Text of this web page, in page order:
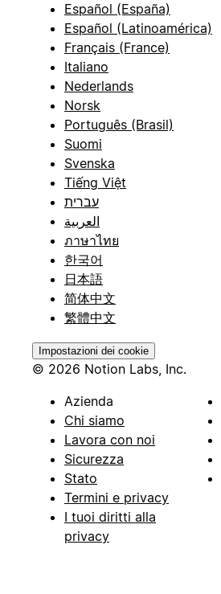
Español (España)
Español (Latinoamérica)
Français (France)
Italiano
Nederlands
Norsk
Português (Brasil)
Suomi
Svenska
Tiếng Việt
עברית
العربية
ภาษาไทย
한국어
日本語
简体中文
繁體中文
Impostazioni dei cookie
© 2026 Notion Labs, Inc.
Azienda
Chi siamo
Lavora con noi
Sicurezza
Stato
Termini e privacy
I tuoi diritti alla
privacy